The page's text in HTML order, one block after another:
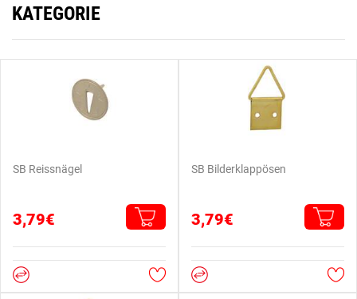
KATEGORIE
SB Reissnägel
3,79€
SB Bilderklappösen
3,79€